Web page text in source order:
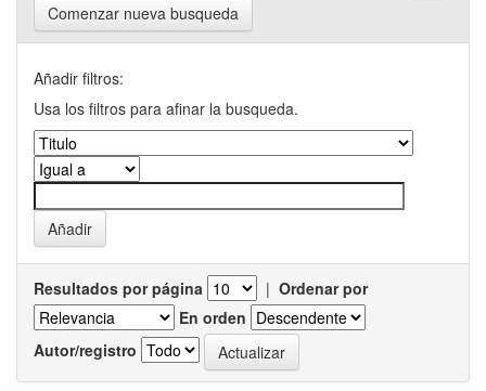
Comenzar nueva busqueda
Añadir filtros:
Usa los filtros para afinar la busqueda.
Resultados por página | Ordenar por
En orden
Autor/registro